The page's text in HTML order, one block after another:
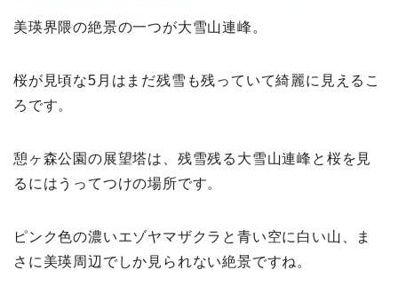
美瑛界隈の絶景の一つが大雪山連峰。
桜が見頃な5月はまだ残雪も残っていて綺麗に見えるこ
ろです。
憩ヶ森公園の展望塔は、残雪残る大雪山連峰と桜を見
るにはうってつけの場所です。
ピンク色の濃いエゾヤマザクラと青い空に白い山、ま
さに美瑛周辺でしか見られない絶景ですね。